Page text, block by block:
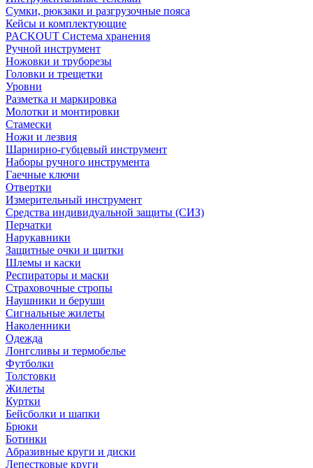
Сумки, рюкзаки и разгрузочные пояса
Кейсы и комплектующие
PACKOUT Система хранения
Ручной инструмент
Ножовки и труборезы
Головки и трещетки
Уровни
Разметка и маркировка
Молотки и монтировки
Стамески
Ножи и лезвия
Шарнирно-губцевый инструмент
Наборы ручного инструмента
Гаечные ключи
Отвертки
Измерительный инструмент
Средства индивидуальной защиты (СИЗ)
Перчатки
Нарукавники
Защитные очки и щитки
Шлемы и каски
Респираторы и маски
Страховочные стропы
Наушники и беруши
Сигнальные жилеты
Наколенники
Одежда
Лонгсливы и термобелье
Футболки
Толстовки
Жилеты
Куртки
Бейсболки и шапки
Брюки
Ботинки
Абразивные круги и диски
Лепестковые круги